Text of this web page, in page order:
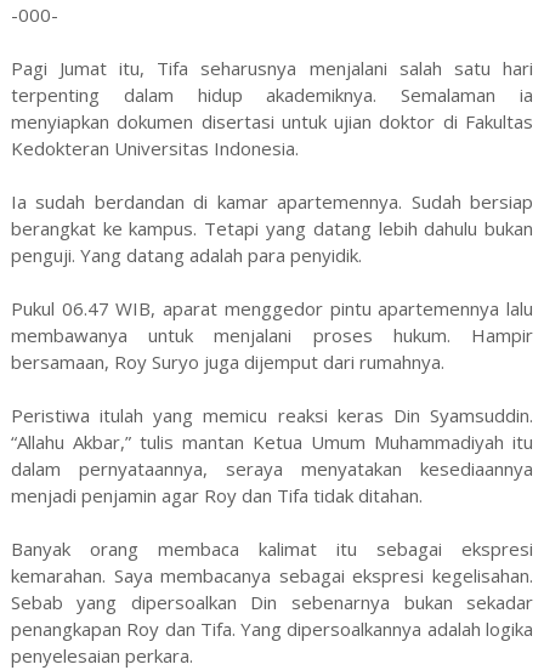
-000-
Pagi Jumat itu, Tifa seharusnya menjalani salah satu hari
terpenting dalam hidup akademiknya. Semalaman ia
menyiapkan dokumen disertasi untuk ujian doktor di Fakultas
Kedokteran Universitas Indonesia.
Ia sudah berdandan di kamar apartemennya. Sudah bersiap
berangkat ke kampus. Tetapi yang datang lebih dahulu bukan
penguji. Yang datang adalah para penyidik.
Pukul 06.47 WIB, aparat menggedor pintu apartemennya lalu
membawanya untuk menjalani proses hukum. Hampir
bersamaan, Roy Suryo juga dijemput dari rumahnya.
Peristiwa itulah yang memicu reaksi keras Din Syamsuddin.
“Allahu Akbar,” tulis mantan Ketua Umum Muhammadiyah itu
dalam pernyataannya, seraya menyatakan kesediaannya
menjadi penjamin agar Roy dan Tifa tidak ditahan.
Banyak orang membaca kalimat itu sebagai ekspresi
kemarahan. Saya membacanya sebagai ekspresi kegelisahan.
Sebab yang dipersoalkan Din sebenarnya bukan sekadar
penangkapan Roy dan Tifa. Yang dipersoalkannya adalah logika
penyelesaian perkara.